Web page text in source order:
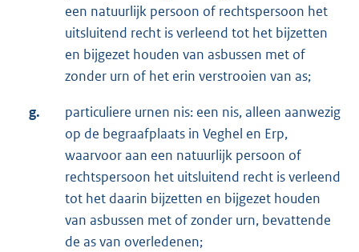
een natuurlijk persoon of rechtspersoon het
uitsluitend recht is verleend tot het bijzetten
en bijgezet houden van asbussen met of
zonder urn of het erin verstrooien van as;
g.
particuliere urnen nis: een nis, alleen aanwezig
op de begraafplaats in Veghel en Erp,
waarvoor aan een natuurlijk persoon of
rechtspersoon het uitsluitend recht is verleend
tot het daarin bijzetten en bijgezet houden
van asbussen met of zonder urn, bevattende
de as van overledenen;